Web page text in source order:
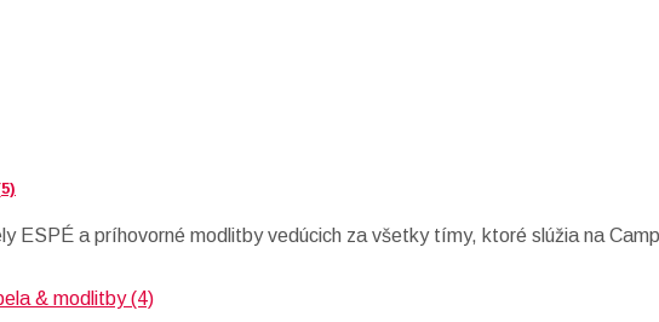
ESPÉ a príhovorné modlitby vedúcich za všetky tímy, ktoré slúžia na